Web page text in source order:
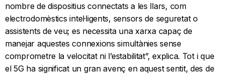
nombre de dispositius connectats a les llars, com
electrodomèstics intel·ligents, sensors de seguretat o
assistents de veu; es necessita una xarxa capaç de
manejar aquestes connexions simultànies sense
comprometre la velocitat ni l’estabilitat”, explica. Tot i que
el 5G ha significat un gran avenç en aquest sentit, des de